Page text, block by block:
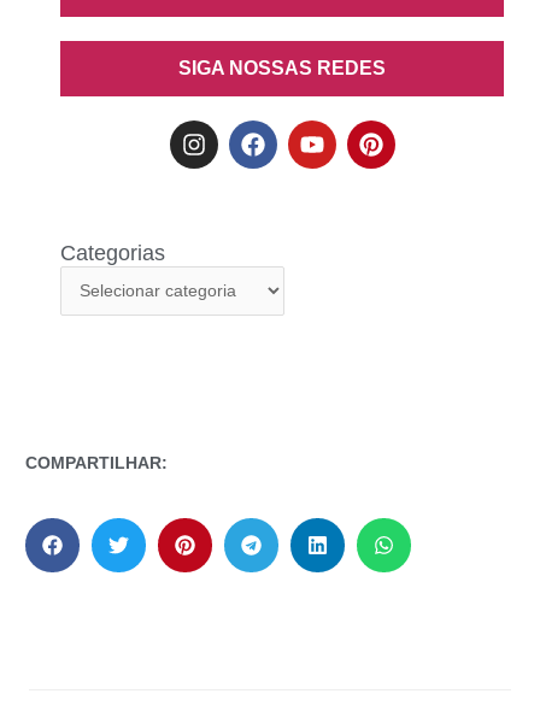
SIGA NOSSAS REDES
Categorias
COMPARTILHAR: